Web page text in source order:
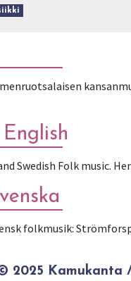
Swedish Folk music.
folkmusik:
2025 Kamukanta /